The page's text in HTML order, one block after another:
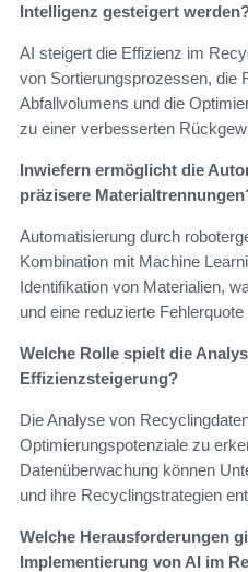
Intelligenz gesteigert
AI steigert die Effizienz im
von Sortierungsprozessen, die
Abfallvolumens und die
zu einer verbesserten
Inwiefern ermöglicht die
präzisere
Automatisierung durch
Kombination mit Machine
Identifikation von Materialien,
und eine reduzierte
Welche Rolle spielt die
Effizienzsteigerung?
Die Analyse von
Optimierungspotenziale zu
Datenüberwachung können
und ihre Recyclingstrategien
Welche Herausforderungen
Implementierung von AI im